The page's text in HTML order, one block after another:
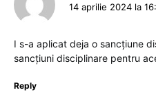
14 aprilie 2024 la
I s-a aplicat deja o sancțiune
sancțiuni disciplinare pentru
Reply